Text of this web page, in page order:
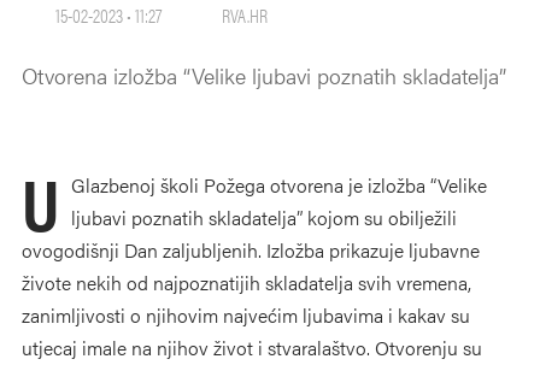
15-02-2023 • 11:27 RVA.HR
Otvorena izložba “Velike ljubavi poznatih skladatelja”
U Glazbenoj školi Požega otvorena je izložba “Velike
ljubavi poznatih skladatelja” kojom su obilježili
ovogodišnji Dan zaljubljenih. Izložba prikazuje ljubavne
živote nekih od najpoznatijih skladatelja svih vremena,
zanimljivosti o njihovim najvećim ljubavima i kakav su
utjecaj imale na njihov život i stvaralaštvo. Otvorenju su